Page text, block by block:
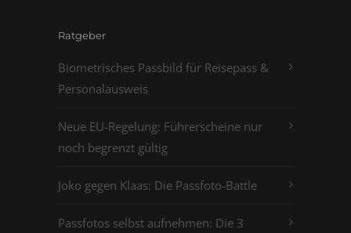
Ratgeber
Biometrisches Passbild für Reisepass &
Personalausweis
Neue EU-Regelung: Führerscheine nur
noch begrenzt gültig
Joko gegen Klaas: Die Passfoto-Battle
Passfotos selbst aufnehmen: Die 3